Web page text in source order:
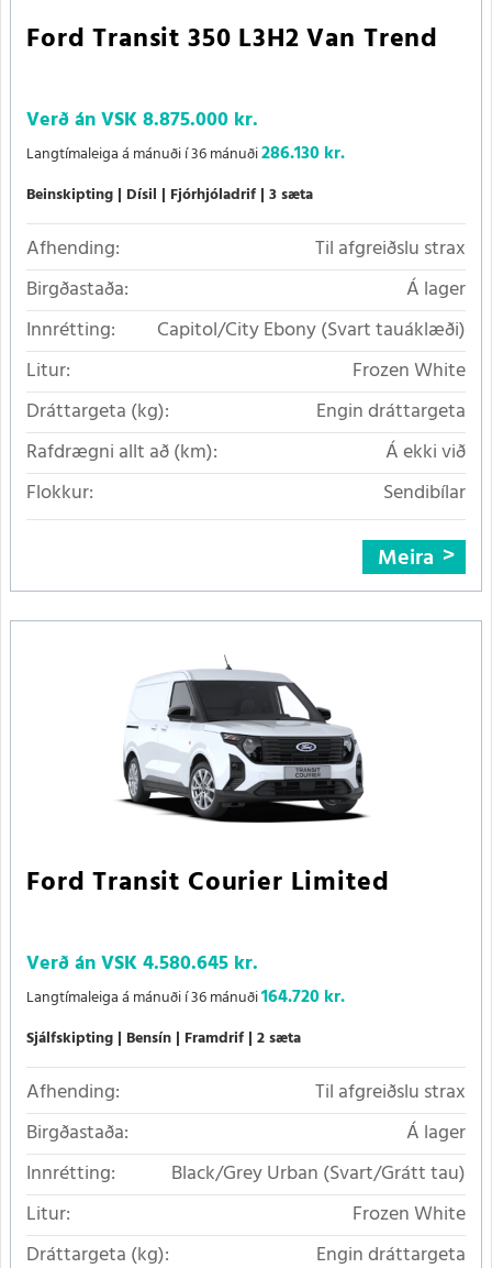
Ford Transit 350 L3H2 Van Trend
Verð án VSK8.875.000 kr.
Langtímaleiga á mánuði í 36 mánuði286.130 kr.
Beinskipting Dísil Fjórhjóladrif 3 sæta
Afhending:
Til afgreiðslu strax
Birgðastaða:
Á lager
Innrétting:
Capitol/City Ebony (Svart tauáklæði)
Litur:
Frozen White
Dráttargeta (kg):
Engin dráttargeta
Rafdrægni allt að (km):
Á ekki við
Flokkur:
Sendibílar
Meira
Ford Transit Courier Limited
Verð án VSK4.580.645 kr.
Langtímaleiga á mánuði í 36 mánuði164.720 kr.
Sjálfskipting Bensín Framdrif 2 sæta
Afhending:
Til afgreiðslu strax
Birgðastaða:
Á lager
Innrétting:
Black/Grey Urban (Svart/Grátt tau)
Litur:
Frozen White
Dráttargeta (kg):
Engin dráttargeta